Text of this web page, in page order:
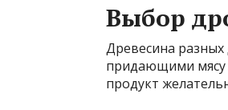
Выбор
Древесина
придающими мясу
продукт